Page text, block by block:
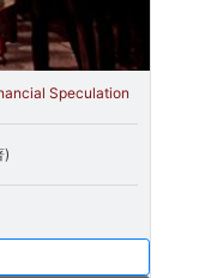
Speculation
)